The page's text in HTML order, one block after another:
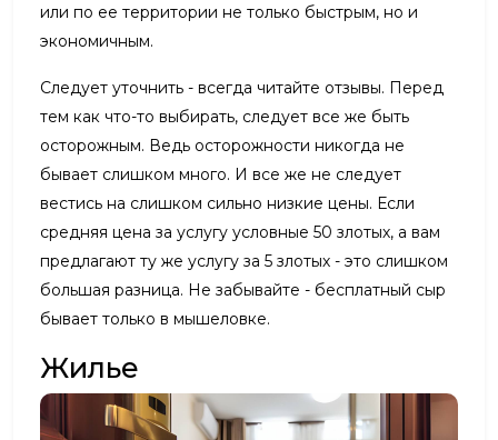
или по ее территории не только быстрым, но и
экономичным.
Следует уточнить - всегда читайте отзывы. Перед
тем как что-то выбирать, следует все же быть
осторожным. Ведь осторожности никогда не
бывает слишком много. И все же не следует
вестись на слишком сильно низкие цены. Если
средняя цена за услугу условные 50 злотых, а вам
предлагают ту же услугу за 5 злотых - это слишком
большая разница. Не забывайте - бесплатный сыр
бывает только в мышеловке.
Жилье